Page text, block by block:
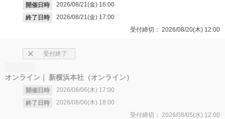
開催日時 2026/08/21(金) 16:00
終了日時
2026/08/21(金) 17:00
受付締切： 2026/08/20(木) 12:00
オンライン 新横浜本社（オンライン）
開催日時 2026/08/06(木) 17:00
終了日時
2026/08/06(木) 18:00
受付終了
受付締切： 2026/08/05(水) 12:00